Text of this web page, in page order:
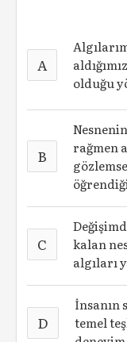
A
olduğu
B
rağmen
C
kalan
algıları
D
İnsanın
temel